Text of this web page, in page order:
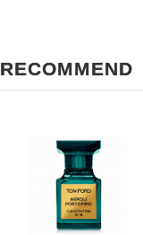
RECOMMEND